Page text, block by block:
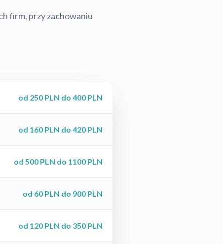
firm, przy zachowaniu
od 250 PLN do 400 PLN
od 160 PLN do 420 PLN
od 500 PLN do 1100 PLN
od 60 PLN do 900 PLN
od 120 PLN do 350 PLN